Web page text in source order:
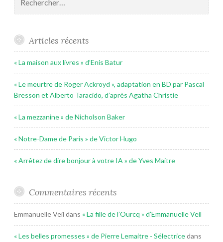
Articles récents
« La maison aux livres » d’Enis Batur
« Le meurtre de Roger Ackroyd », adaptation en BD par Pascal
Bresson et Alberto Taracido, d’après Agatha Christie
« La mezzanine » de Nicholson Baker
« Notre-Dame de Paris » de Victor Hugo
« Arrêtez de dire bonjour à votre IA » de Yves Maitre
Commentaires récents
Emmanuelle Veil dans « La fille de l’Ourcq » d’Emmanuelle Veil
« Les belles promesses » de Pierre Lemaitre - Sélectricedans